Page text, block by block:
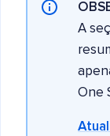
A
One